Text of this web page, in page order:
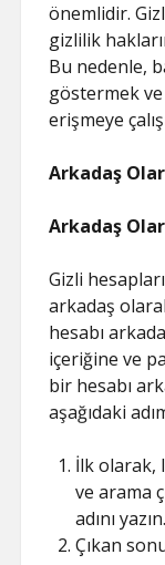
önemlidir.
gizlilik
Bu nedenle,
göstermek
erişmeye
Arkadaş
Arkadaş
Gizli
arkadaş
hesabı
içeriğine ve
bir hesabı
aşağıdaki
İlk olarak,
ve arama
adını yazın.
Çıkan